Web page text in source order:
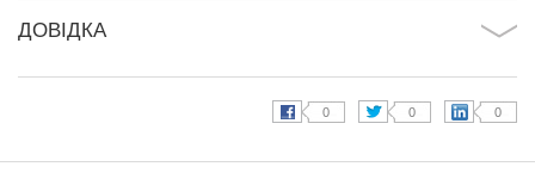
ДОВІДКА